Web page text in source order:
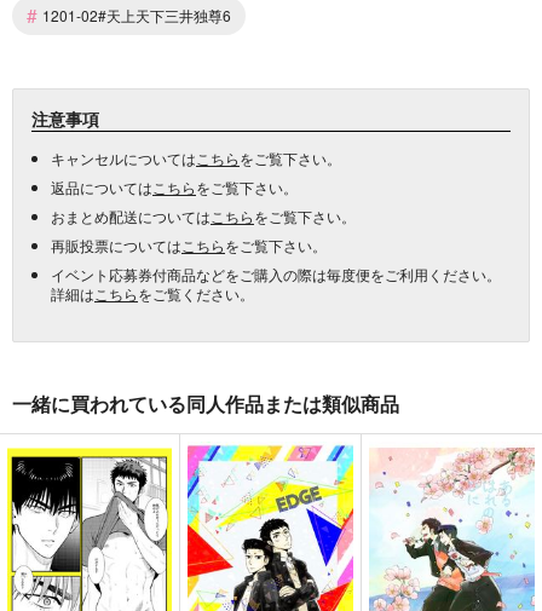
# 1201-02#天上天下三井独尊6
注意事項
キャンセルについては こちらをご覧下さい。
返品については こちらをご覧下さい。
おまとめ配送については こちらをご覧下さい。
再販投票については こちらをご覧下さい。
イベント応募券付商品などをご購入の際は毎度便をご利用ください。
詳細は こちらをご覧ください。
一緒に買われている同人作品または類似商品